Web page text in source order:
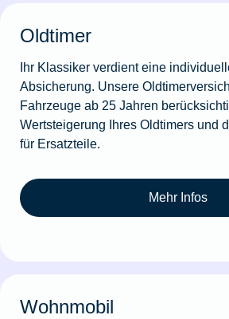
Oldtimer
Ihr Klassiker verdient eine
Absicherung. Unsere
Fahrzeuge ab 25 Jahren
Wertsteigerung Ihres Oldtimers und
für Ersatzteile.
Mehr Infos
Wohnmobil